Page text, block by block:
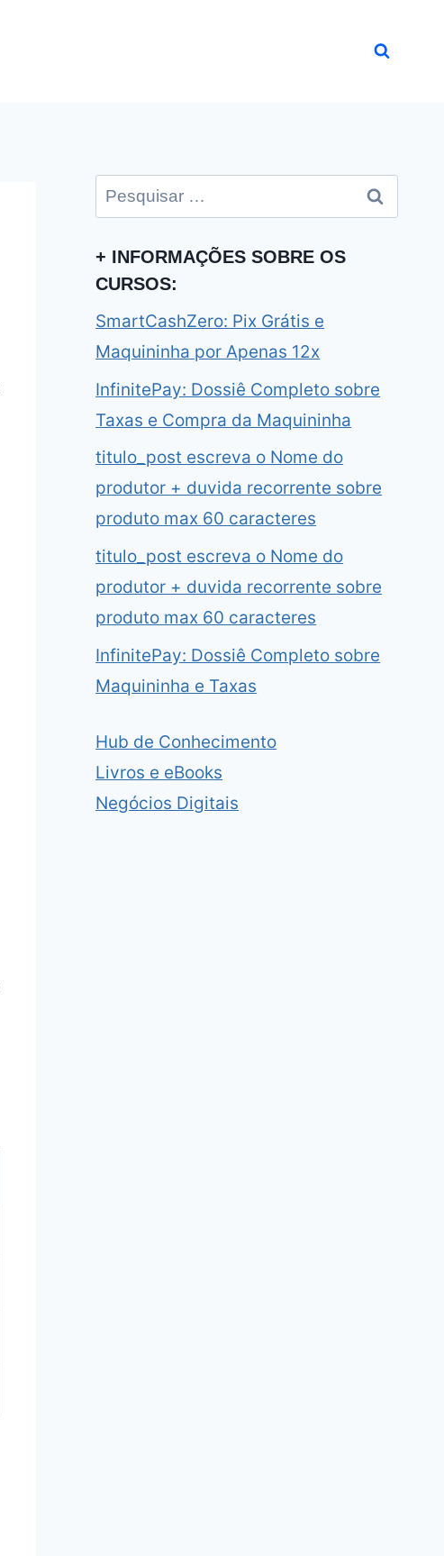
Pesquisar
por:
+ INFORMAÇÕES SOBRE OS
CURSOS:
SmartCashZero: Pix Grátis e
Maquininha por Apenas 12x
InfinitePay: Dossiê Completo sobre
Taxas e Compra da Maquininha
titulo_post escreva o Nome do
produtor + duvida recorrente sobre
produto max 60 caracteres
titulo_post escreva o Nome do
produtor + duvida recorrente sobre
produto max 60 caracteres
InfinitePay: Dossiê Completo sobre
Maquininha e Taxas
Hub de Conhecimento
Livros e eBooks
Negócios Digitais